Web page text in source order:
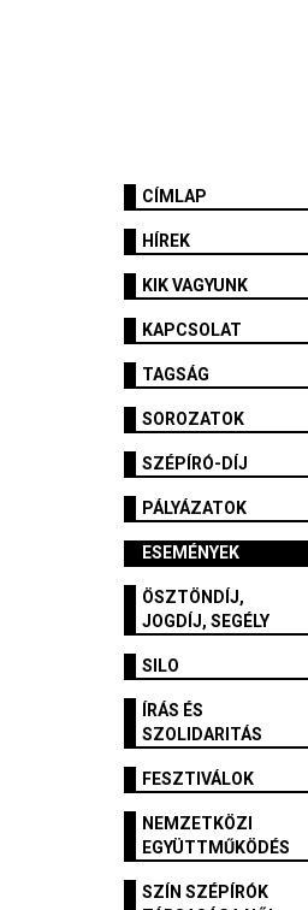
CÍMLAP
HÍREK
KIK VAGYUNK
KAPCSOLAT
TAGSÁG
SOROZATOK
SZÉPÍRÓ-DÍJ
PÁLYÁZATOK
ESEMÉNYEK
ÖSZTÖNDÍJ,
JOGDÍJ, SEGÉLY
SILO
ÍRÁS ÉS
SZOLIDARITÁS
FESZTIVÁLOK
NEMZETKÖZI
EGYÜTTMŰKÖDÉS
SZÍN SZÉPÍRÓK